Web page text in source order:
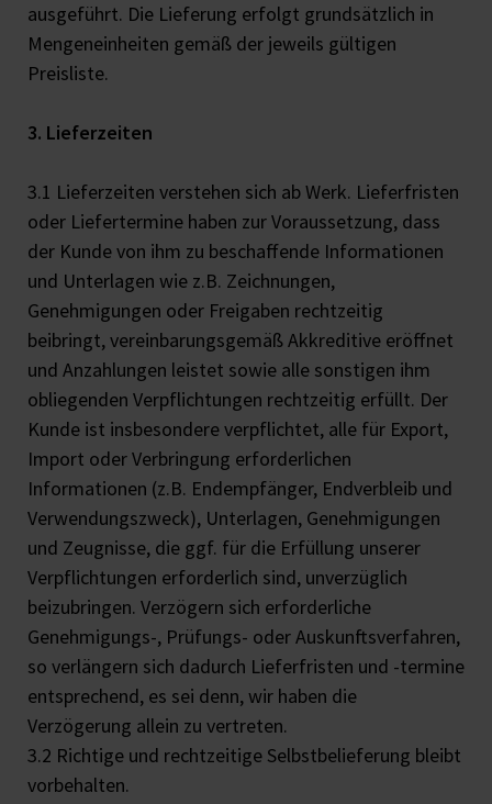
ausgeführt. Die Lieferung erfolgt grundsätzlich in
Mengeneinheiten gemäß der jeweils gültigen
Preisliste.
3. Lieferzeiten
3.1 Lieferzeiten verstehen sich ab Werk. Lieferfristen
oder Liefertermine haben zur Voraussetzung, dass
der Kunde von ihm zu beschaffende Informationen
und Unterlagen wie z.B. Zeichnungen,
Genehmigungen oder Freigaben rechtzeitig
beibringt, vereinbarungsgemäß Akkreditive eröffnet
und Anzahlungen leistet sowie alle sonstigen ihm
obliegenden Verpflichtungen rechtzeitig erfüllt. Der
Kunde ist insbesondere verpflichtet, alle für Export,
Import oder Verbringung erforderlichen
Informationen (z.B. Endempfänger, Endverbleib und
Verwendungszweck), Unterlagen, Genehmigungen
und Zeugnisse, die ggf. für die Erfüllung unserer
Verpflichtungen erforderlich sind, unverzüglich
beizubringen. Verzögern sich erforderliche
Genehmigungs-, Prüfungs- oder Auskunftsverfahren,
so verlängern sich dadurch Lieferfristen und -termine
entsprechend, es sei denn, wir haben die
Verzögerung allein zu vertreten.
3.2 Richtige und rechtzeitige Selbstbelieferung bleibt
vorbehalten.